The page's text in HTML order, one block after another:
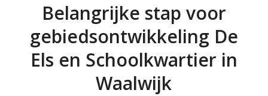
Belangrijke stap voor
gebiedsontwikkeling De
Els en Schoolkwartier in
Waalwijk